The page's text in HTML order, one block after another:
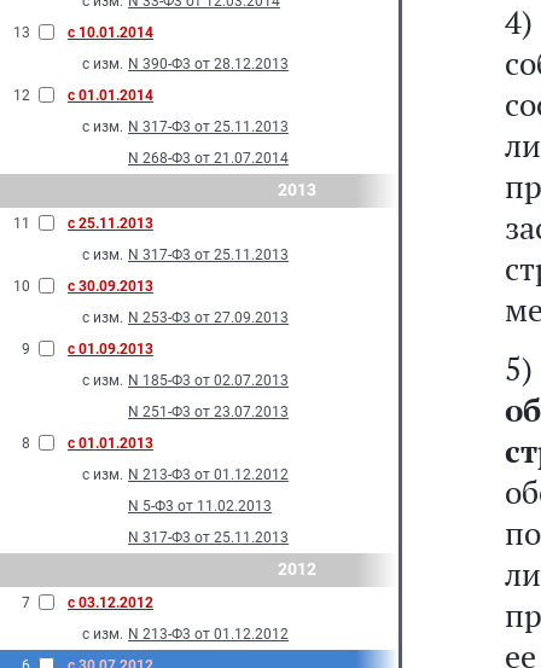
13
с 10.01.2014
с изм. N 390-Ф3 от 28.12.2013
12
с 01.01.2014
с изм. N 317-Ф3 от 25.11.2013
N 268-Ф3 от 21.07.2014
2013
11
с 25.11.2013
с изм. N 317-Ф3 от 25.11.2013
10
с 30.09.2013
с изм. N 253-Ф3 от 27.09.2013
9
с 01.09.2013
с изм. N 185-Ф3 от 02.07.2013
N 251-Ф3 от 23.07.2013
8
с 01.01.2013
с изм. N 213-Ф3 от 01.12.2012
N 5-Ф3 от 11.02.2013
N 317-Ф3 от 25.11.2013
2012
7
с 03.12.2012
с изм. N 213-Ф3 от 01.12.2012